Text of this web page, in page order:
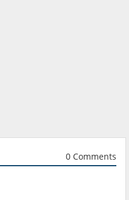
0 Comments